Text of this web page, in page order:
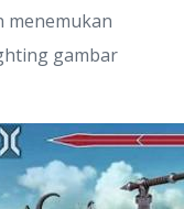
menemukan
gambar